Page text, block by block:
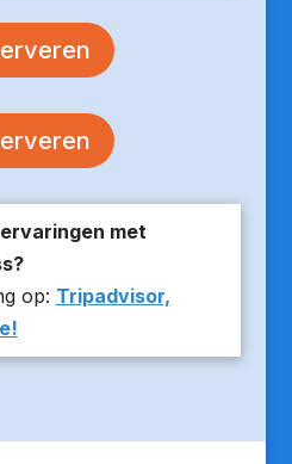
met
op: Tripadvisor,